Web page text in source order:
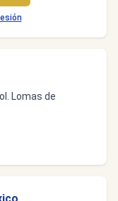
Lomas de